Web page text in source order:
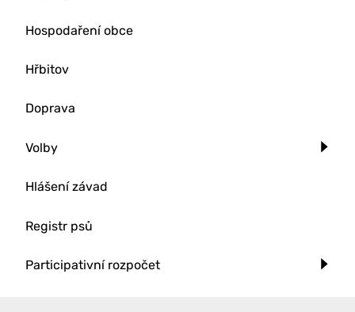
Hospodaření obce
Hřbitov
Doprava
Volby
Hlášení závad
Registr psů
Participativní rozpočet